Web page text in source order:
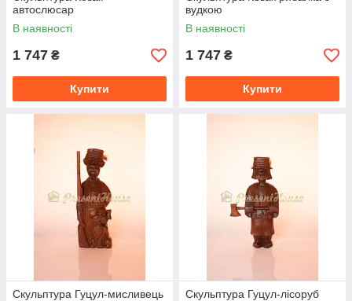
автослюсар
В наявності
1 747 ₴
Купити
вудкою
В наявності
1 747 ₴
Купити
Скульптура Гуцул-мисливець Скульптура Гуцул-лісоруб